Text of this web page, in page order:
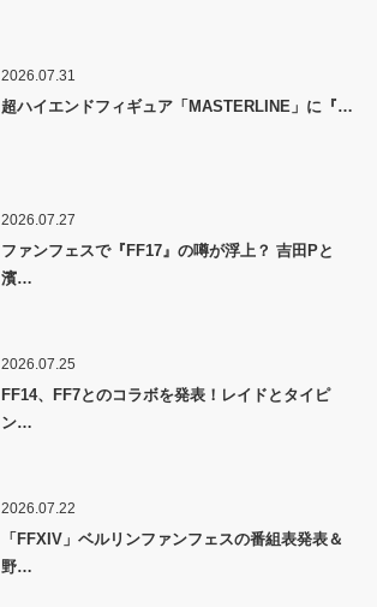
2026.07.31
超ハイエンドフィギュア「MASTERLINE」に『…
2026.07.27
ファンフェスで『FF17』の噂が浮上？ 吉田Pと
濱…
2026.07.25
FF14、FF7とのコラボを発表！レイドとタイピ
ン…
2026.07.22
「FFXIV」ベルリンファンフェスの番組表発表＆
野…